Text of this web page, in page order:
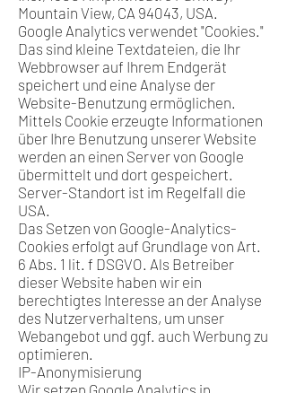
Mountain View, CA 94043, USA.
Google Analytics verwendet "Cookies."
Das sind kleine Textdateien, die Ihr
Webbrowser auf Ihrem Endgerät
speichert und eine Analyse der
Website-Benutzung ermöglichen.
Mittels Cookie erzeugte Informationen
über Ihre Benutzung unserer Website
werden an einen Server von Google
übermittelt und dort gespeichert.
Server-Standort ist im Regelfall die
USA.
Das Setzen von Google-Analytics-
Cookies erfolgt auf Grundlage von Art.
6 Abs. 1 lit. f DSGVO. Als Betreiber
dieser Website haben wir ein
berechtigtes Interesse an der Analyse
des Nutzerverhaltens, um unser
Webangebot und ggf. auch Werbung zu
optimieren.
IP-Anonymisierung
Wir setzen Google Analytics in